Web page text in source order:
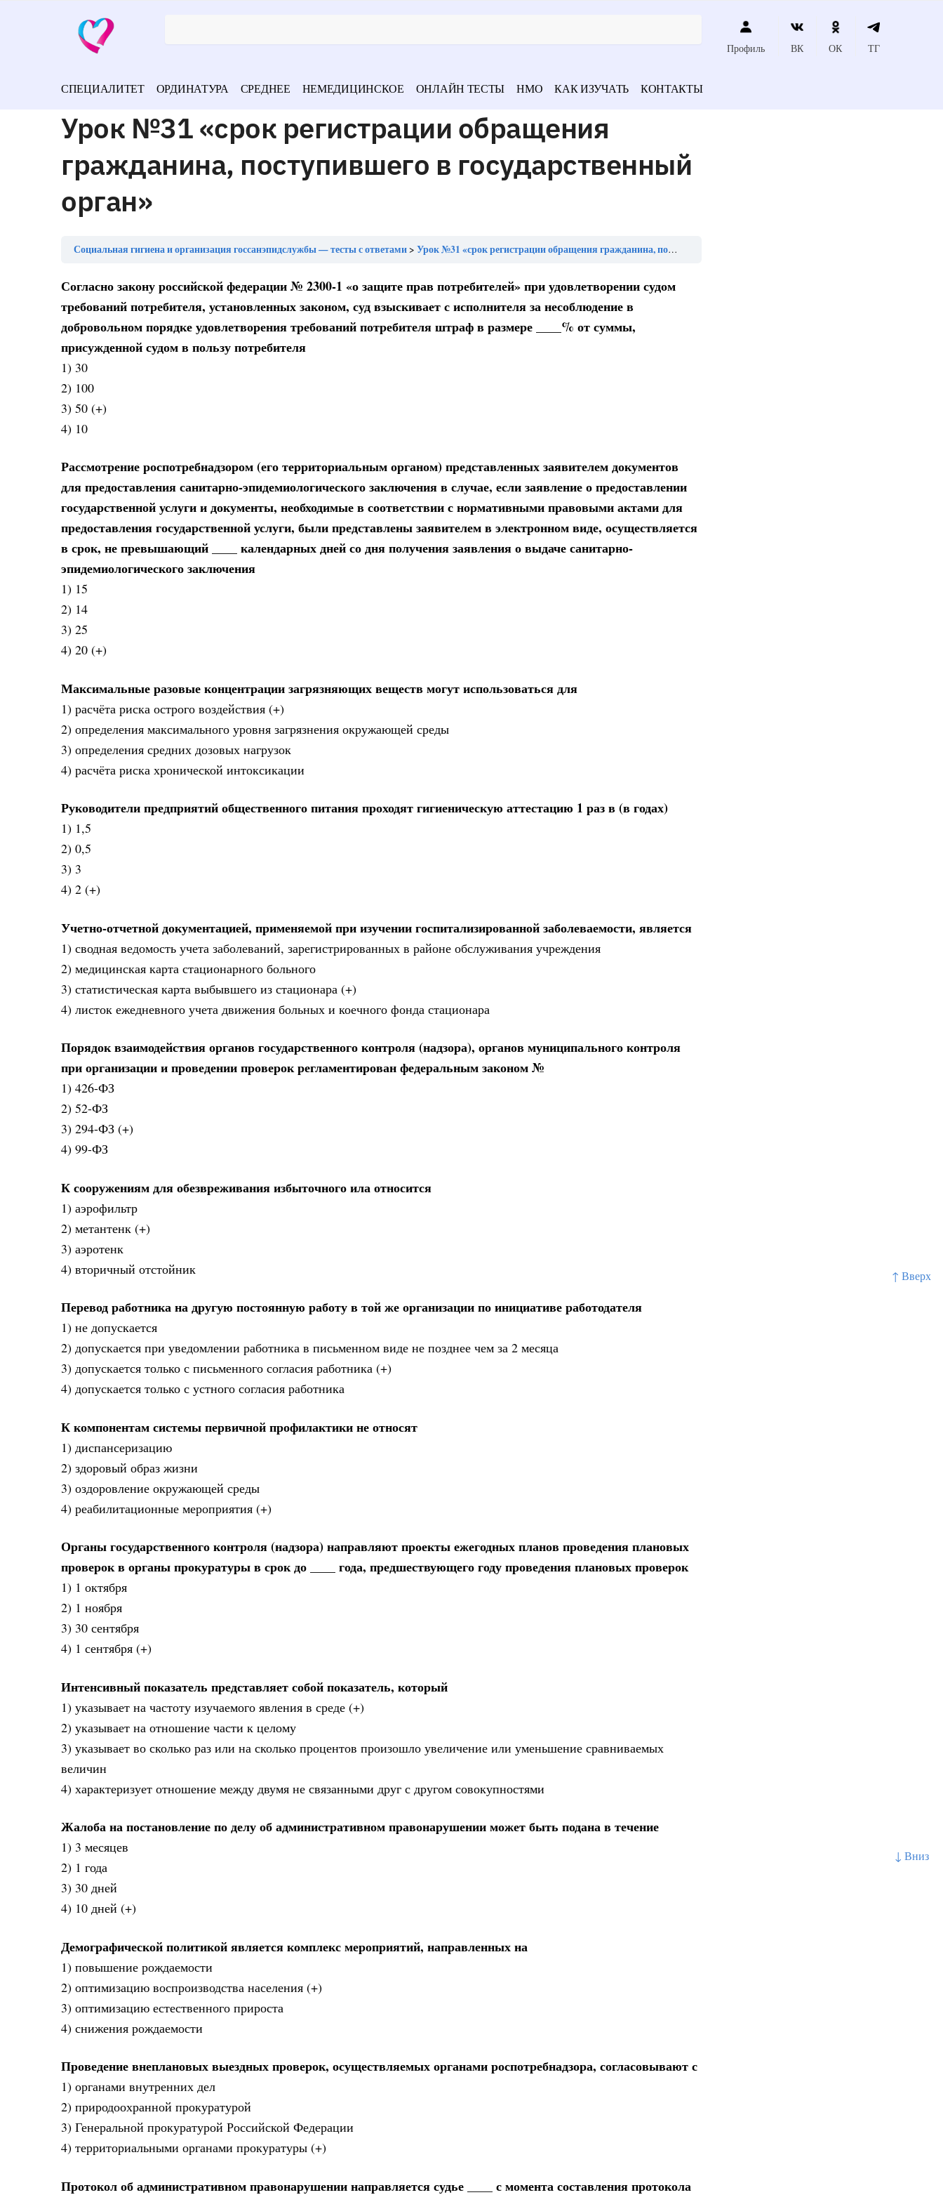
↑ Вверх
↓ Вниз
Профиль ВК ОК ТГ
СПЕЦИАЛИТЕТ ОРДИНАТУРА СРЕДНЕЕ НЕМЕДИЦИНСКОЕ ОНЛАЙН ТЕСТЫ НМО КАК ИЗУЧАТЬ КОНТАКТЫ
Урок №31 «срок регистрации обращения
гражданина, поступившего в государственный
орган»
Социальная гигиена и организация госсанэпидслужбы — тесты с ответами Урок №31 «срок регистрации обращения гражданина, поступившего в государственный орган»
Согласно закону российской федерации № 2300-1 «о защите прав потребителей» при удовлетворении судом
требований потребителя, установленных законом, суд взыскивает с исполнителя за несоблюдение в
добровольном порядке удовлетворения требований потребителя штраф в размере ____% от суммы,
присужденной судом в пользу потребителя
1) 30
2) 100
3) 50 (+)
4) 10
Рассмотрение роспотребнадзором (его территориальным органом) представленных заявителем документов
для предоставления санитарно-эпидемиологического заключения в случае, если заявление о предоставлении
государственной услуги и документы, необходимые в соответствии с нормативными правовыми актами для
предоставления государственной услуги, были представлены заявителем в электронном виде, осуществляется
в срок, не превышающий ____ календарных дней со дня получения заявления о выдаче санитарно-
эпидемиологического заключения
1) 15
2) 14
3) 25
4) 20 (+)
Максимальные разовые концентрации загрязняющих веществ могут использоваться для
1) расчёта риска острого воздействия (+)
2) определения максимального уровня загрязнения окружающей среды
3) определения средних дозовых нагрузок
4) расчёта риска хронической интоксикации
Руководители предприятий общественного питания проходят гигиеническую аттестацию 1 раз в (в годах)
1) 1,5
2) 0,5
3) 3
4) 2 (+)
Учетно-отчетной документацией, применяемой при изучении госпитализированной заболеваемости, является
1) сводная ведомость учета заболеваний, зарегистрированных в районе обслуживания учреждения
2) медицинская карта стационарного больного
3) статистическая карта выбывшего из стационара (+)
4) листок ежедневного учета движения больных и коечного фонда стационара
Порядок взаимодействия органов государственного контроля (надзора), органов муниципального контроля
при организации и проведении проверок регламентирован федеральным законом №
1) 426-ФЗ
2) 52-ФЗ
3) 294-ФЗ (+)
4) 99-ФЗ
К сооружениям для обезвреживания избыточного ила относится
1) аэрофильтр
2) метантенк (+)
3) аэротенк
4) вторичный отстойник
Перевод работника на другую постоянную работу в той же организации по инициативе работодателя
1) не допускается
2) допускается при уведомлении работника в письменном виде не позднее чем за 2 месяца
3) допускается только с письменного согласия работника (+)
4) допускается только с устного согласия работника
К компонентам системы первичной профилактики не относят
1) диспансеризацию
2) здоровый образ жизни
3) оздоровление окружающей среды
4) реабилитационные мероприятия (+)
Органы государственного контроля (надзора) направляют проекты ежегодных планов проведения плановых
проверок в органы прокуратуры в срок до ____ года, предшествующего году проведения плановых проверок
1) 1 октября
2) 1 ноября
3) 30 сентября
4) 1 сентября (+)
Интенсивный показатель представляет собой показатель, который
1) указывает на частоту изучаемого явления в среде (+)
2) указывает на отношение части к целому
3) указывает во сколько раз или на сколько процентов произошло увеличение или уменьшение сравниваемых
величин
4) характеризует отношение между двумя не связанными друг с другом совокупностями
Жалоба на постановление по делу об административном правонарушении может быть подана в течение
1) 3 месяцев
2) 1 года
3) 30 дней
4) 10 дней (+)
Демографической политикой является комплекс мероприятий, направленных на
1) повышение рождаемости
2) оптимизацию воспроизводства населения (+)
3) оптимизацию естественного прироста
4) снижения рождаемости
Проведение внеплановых выездных проверок, осуществляемых органами роспотребнадзора, согласовывают с
1) органами внутренних дел
2) природоохранной прокуратурой
3) Генеральной прокуратурой Российской Федерации
4) территориальными органами прокуратуры (+)
Протокол об административном правонарушении направляется судье ____ с момента составления протокола